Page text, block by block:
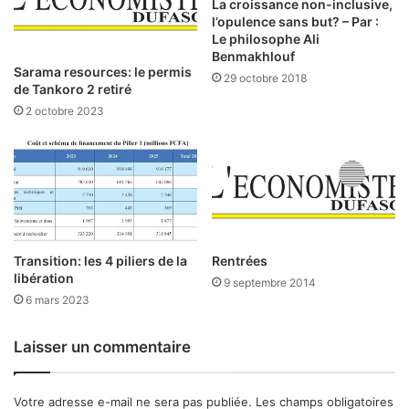
s
d
O
A
:
u
n
e
j
o
n
é
d
u
a
t
é
e
l
m
é
d
i
c
a
l
’
Sarama resources: le permis
de Tankoro 2 retiré
2 octobre 2023
La croissance non-inclusive,
l’opulence sans but? – Par :
Le philosophe Ali
Benmakhlouf
29 octobre 2018
Transition: les 4 piliers de la
libération
6 mars 2023
Rentrées
9 septembre 2014
Laisser un commentaire
Votre adresse e-mail ne sera pas publiée. Les champs obligatoires